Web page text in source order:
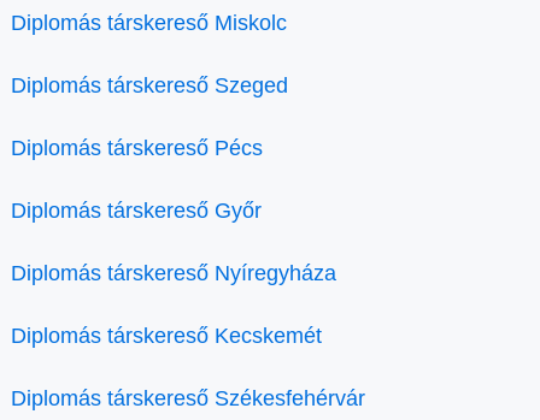
Diplomás társkereső Miskolc
Diplomás társkereső Szeged
Diplomás társkereső Pécs
Diplomás társkereső Győr
Diplomás társkereső Nyíregyháza
Diplomás társkereső Kecskemét
Diplomás társkereső Székesfehérvár